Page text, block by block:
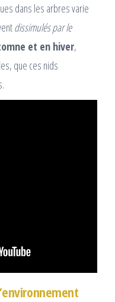
dans les arbres varie
dissimulés par le
et en hiver,
que ces nids